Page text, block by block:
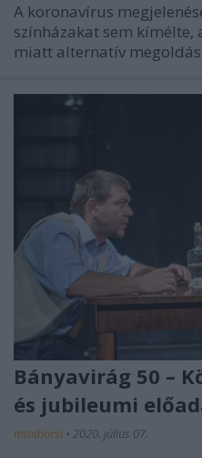
A koronavírus
színházakat sem kímélte,
miatt alternatív
Bányavirág 50 –
és jubileumi
mtothorsi • 2020. július 07.